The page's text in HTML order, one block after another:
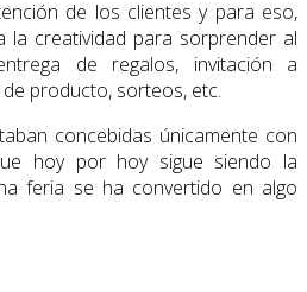
de los clientes y para eso,
la creatividad para sorprender al
de regalos, invitación a
producto, sorteos, etc.
concebidas únicamente con
hoy por hoy sigue siendo la
feria se ha convertido en algo